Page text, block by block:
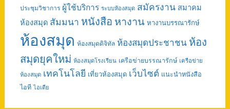
ประชุมวิชาการ ผู้ใช้บริการ ระบบห้องสมุด สมัครงาน สมาคม
ห้องสมุด สัมมนา หนังสือ หางาน หางานบรรณารักษ์
ห้องสมุด ห้องสมุดดิจิทัล ห้องสมุดประชาชน ห้อง
สมุดยุคใหม่ ห้องสมุดโรงเรียน เครือข่ายบรรณารักษ์ เครือข่าย
ห้องสมุด เทคโนโลยี เที่ยวห้องสมุด เว็บไซต์ แนะนำหนังสือ
ไอที ไอเดีย